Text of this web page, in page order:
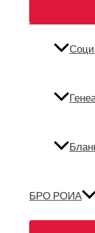
БРО РОИА